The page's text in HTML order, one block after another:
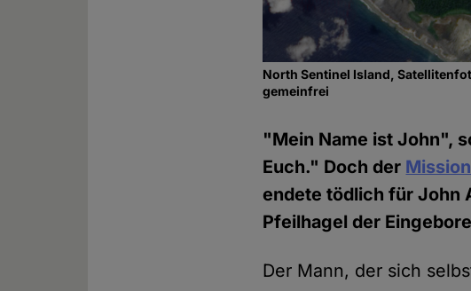
North Sentinel Island,
gemeinfrei
"Mein Name ist John",
Euch." Doch der
endete tödlich für John
Pfeilhagel der
Der Mann, der sich